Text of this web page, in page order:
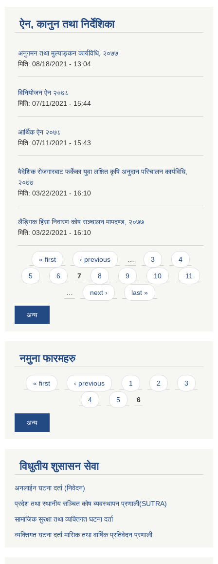
ऐन, कानुन तथा निर्देशिका
अनुगमन तथा मुल्याङ्कन कार्यविधि, २०७७
मिति: 08/18/2021 - 13:04
विनियोजन ऐन २०७८
मिति: 07/11/2021 - 15:44
आर्थिक ऐन २०७८
मिति: 07/11/2021 - 15:43
वैदेशिक रोजगारबाट फर्केका युवा लक्षित कृषि अनुदान परिचालन कार्यविधि,
२०७७
मिति: 03/22/2021 - 16:10
लैङ्गिक हिंसा निवारण कोष सञ्चालन मापदण्ड, २०७७
मिति: 03/22/2021 - 16:10
Pages
« first ‹ previous 3 4
5 6 7 8 9 10 11
next › last »
अन्य
नमुना फारमहरु
Pages
« first ‹ previous 1 2 3
4 5 6
अन्य
विधुतीय शुसासन सेवा
अनलाईन घटना दर्ता (निवेदन)
प्रदेश तथा स्थानीय सञ्चित कोष ब्यवस्थापन प्रणाली(SUTRA)
सामाजिक सुरक्षा तथा व्यक्तिगत घटना दर्ता
व्यक्तिगत घटना दर्ता मासिक तथा वार्षिक प्रतिवेदन प्रणाली